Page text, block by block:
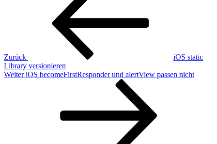
Zurück
iOS static
Library versionieren
Nächster
Weiter iOS becomeFirstResponder und alertView passen nicht